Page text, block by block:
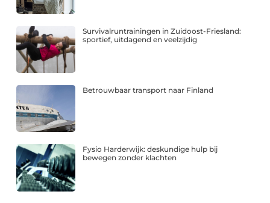
Survivalruntrainingen in Zuidoost-Friesland:
sportief, uitdagend en veelzijdig
Betrouwbaar transport naar Finland
Fysio Harderwijk: deskundige hulp bij
bewegen zonder klachten